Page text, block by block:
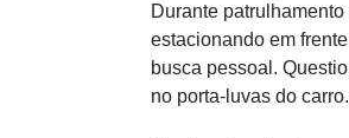
Durante
estacionando em
busca pessoal.
no porta-luvas do carro.